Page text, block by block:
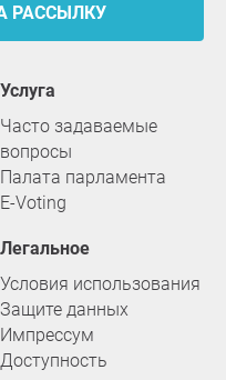
РАССЫЛКУ
услуга
Часто задаваемые
вопросы
Палата парламента
E-Voting
Легальное
Условия использования
Защите данных
Импрессум
Доступность